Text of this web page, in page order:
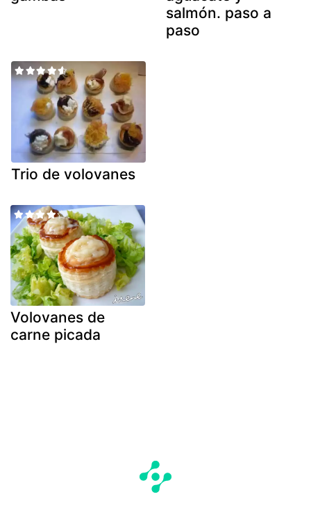
salmón. paso a
paso
Trio de volovanes
Volovanes de
carne picada